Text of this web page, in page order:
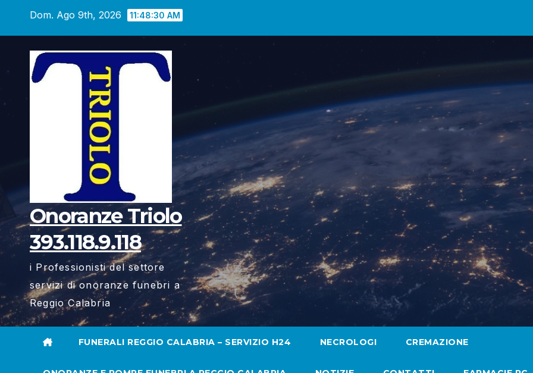
Dom. Ago 9th, 2026 11:48:31 AM
Onoranze Triolo
393.118.9.118
i Professionisti del settore
servizi di onoranze funebri a
Reggio Calabria
FUNERALI REGGIO CALABRIA – SERVIZIO H24 NECROLOGI CREMAZIONE